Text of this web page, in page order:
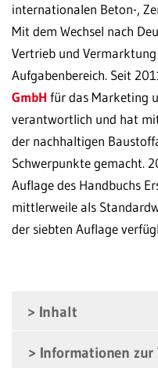
internationalen Beton-,
Mit dem Wechsel nach
Vertrieb und
Aufgabenbereich. Seit
GmbH für das Marketing
verantwortlich und hat
der nachhaltigen
Schwerpunkte gemacht.
Auflage des Handbuchs
mittlerweile als
der siebten Auflage
Inhalt
Informationen zur